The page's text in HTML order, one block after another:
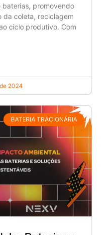
promovendo
da coleta, reciclagem
ciclo produtivo. Com
2024
BATERIA TRACIONÁRIA